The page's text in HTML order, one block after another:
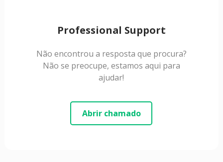
Professional Support
Não encontrou a resposta que procura?
Não se preocupe, estamos aqui para
ajudar!
Abrir chamado